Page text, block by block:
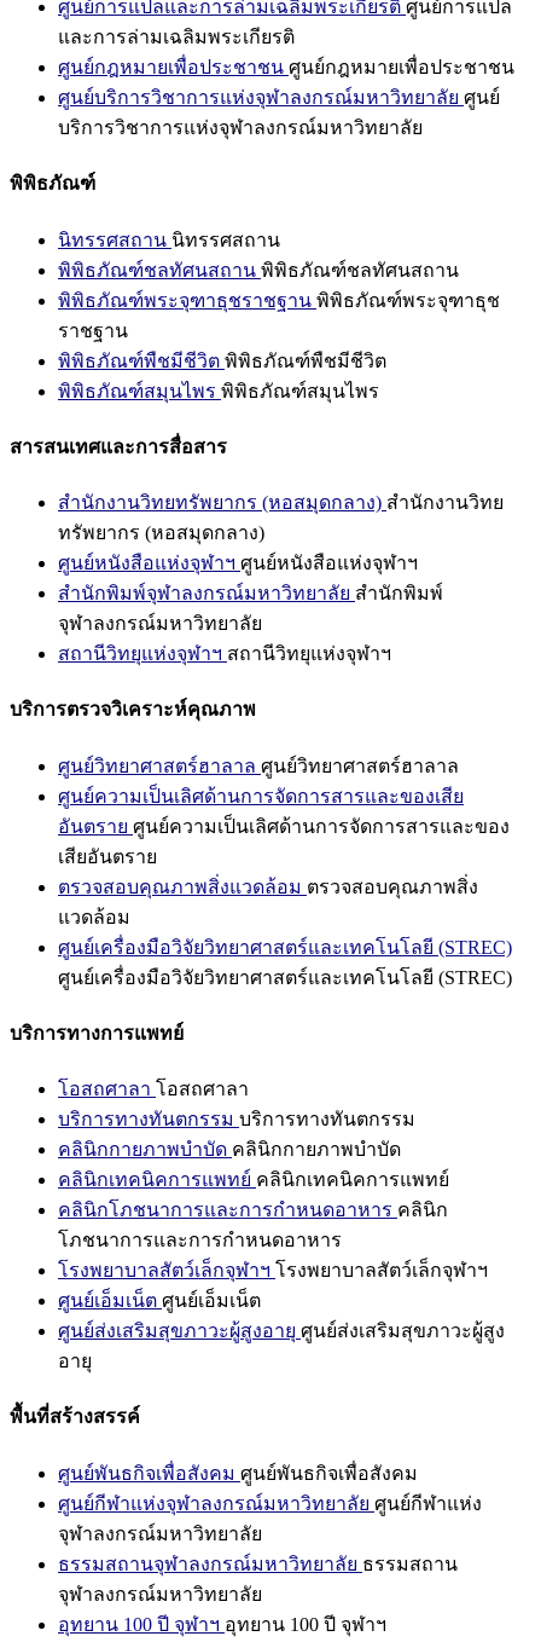
ศูนย์การแปลและการล่ามเฉลิมพระเกียรติ ศูนย์การแปล
และการล่ามเฉลิมพระเกียรติ
ศูนย์กฎหมายเพื่อประชาชน ศูนย์กฎหมายเพื่อประชาชน
ศูนย์บริการวิชาการแห่งจุฬาลงกรณ์มหาวิทยาลัย ศูนย์
บริการวิชาการแห่งจุฬาลงกรณ์มหาวิทยาลัย
พิพิธภัณฑ์
นิทรรศสถาน นิทรรศสถาน
พิพิธภัณฑ์ชลทัศนสถาน พิพิธภัณฑ์ชลทัศนสถาน
พิพิธภัณฑ์พระจุฑาธุชราชฐาน พิพิธภัณฑ์พระจุฑาธุช
ราชฐาน
พิพิธภัณฑ์พืชมีชีวิต พิพิธภัณฑ์พืชมีชีวิต
พิพิธภัณฑ์สมุนไพร พิพิธภัณฑ์สมุนไพร
สารสนเทศและการสื่อสาร
สำนักงานวิทยทรัพยากร (หอสมุดกลาง) สำนักงานวิทย
ทรัพยากร (หอสมุดกลาง)
ศูนย์หนังสือแห่งจุฬาฯ ศูนย์หนังสือแห่งจุฬาฯ
สำนักพิมพ์จุฬาลงกรณ์มหาวิทยาลัย สำนักพิมพ์
จุฬาลงกรณ์มหาวิทยาลัย
สถานีวิทยุแห่งจุฬาฯ สถานีวิทยุแห่งจุฬาฯ
บริการตรวจวิเคราะห์คุณภาพ
ศูนย์วิทยาศาสตร์ฮาลาล ศูนย์วิทยาศาสตร์ฮาลาล
ศูนย์ความเป็นเลิศด้านการจัดการสารและของเสีย
อันตราย ศูนย์ความเป็นเลิศด้านการจัดการสารและของ
เสียอันตราย
ตรวจสอบคุณภาพสิ่งแวดล้อม ตรวจสอบคุณภาพสิ่ง
แวดล้อม
ศูนย์เครื่องมือวิจัยวิทยาศาสตร์และเทคโนโลยี (STREC)
ศูนย์เครื่องมือวิจัยวิทยาศาสตร์และเทคโนโลยี (STREC)
บริการทางการแพทย์
โอสถศาลา โอสถศาลา
บริการทางทันตกรรม บริการทางทันตกรรม
คลินิกกายภาพบำบัด คลินิกกายภาพบำบัด
คลินิกเทคนิคการแพทย์ คลินิกเทคนิคการแพทย์
คลินิกโภชนาการและการกำหนดอาหาร คลินิก
โภชนาการและการกำหนดอาหาร
โรงพยาบาลสัตว์เล็กจุฬาฯ โรงพยาบาลสัตว์เล็กจุฬาฯ
ศูนย์เอ็มเน็ต ศูนย์เอ็มเน็ต
ศูนย์ส่งเสริมสุขภาวะผู้สูงอายุ ศูนย์ส่งเสริมสุขภาวะผู้สูง
อายุ
พื้นที่สร้างสรรค์
ศูนย์พันธกิจเพื่อสังคม ศูนย์พันธกิจเพื่อสังคม
ศูนย์กีฬาแห่งจุฬาลงกรณ์มหาวิทยาลัย ศูนย์กีฬาแห่ง
จุฬาลงกรณ์มหาวิทยาลัย
ธรรมสถานจุฬาลงกรณ์มหาวิทยาลัย ธรรมสถาน
จุฬาลงกรณ์มหาวิทยาลัย
อุทยาน 100 ปี จุฬาฯ อุทยาน 100 ปี จุฬาฯ